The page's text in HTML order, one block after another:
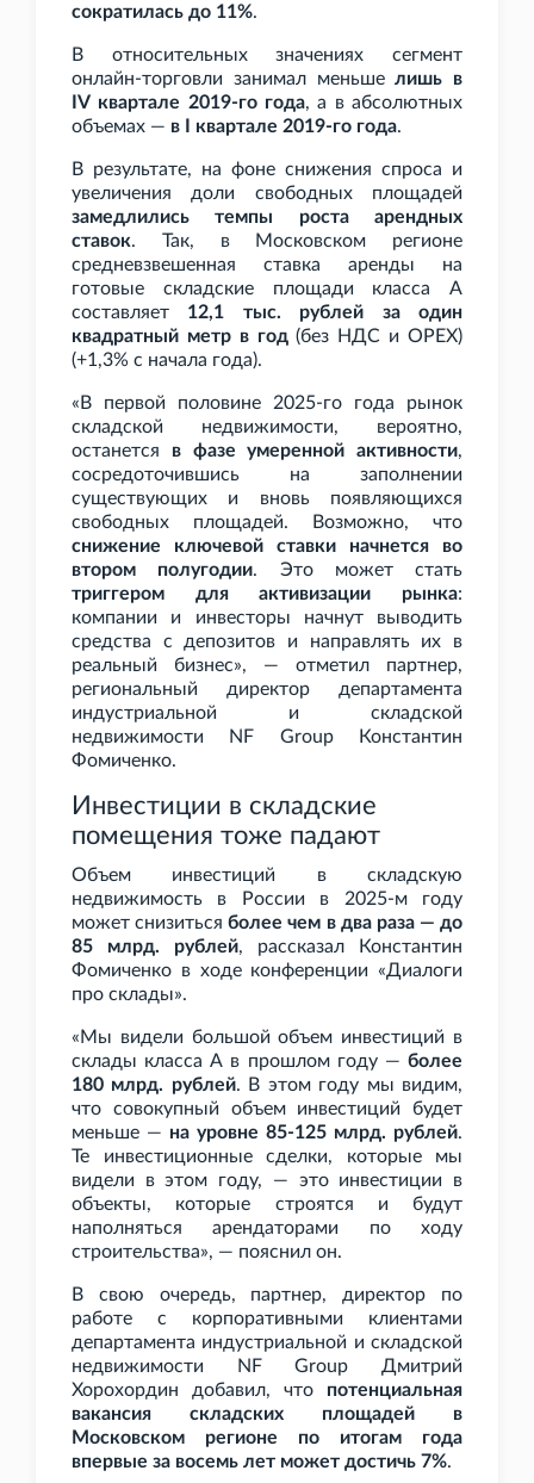
сократилась до 11%.
В относительных значениях сегмент
онлайн-торговли занимал меньшелишь в
IV квартале 2019-го года, а в абсолютных
объемах — в I квартале 2019-го года.
В результате, на фоне снижения спроса и
увеличения доли свободных площадей
замедлились темпы роста арендных
ставок. Так, в Московском регионе
средневзвешенная ставка аренды на
готовые складские площади класса А
составляет 12,1
тыс. рублей за один
квадратный метр в год(без НДС и OPEX)
(+1,3% с начала года).
«В первой половине 2025-го года рынок
складской недвижимости, вероятно,
останется в фазе умеренной активности,
сосредоточившись на заполнении
существующих и вновь появляющихся
свободных площадей. Возможно, что
снижение ключевой ставки начнется во
втором полугодии. Это может стать
триггером для активизации рынка:
компании и инвесторы начнут выводить
средства с депозитов и направлять их в
реальный бизнес», — отметил партнер,
региональный директор департамента
индустриальной и складской
недвижимости NF
Group Константин
Фомиченко.
Инвестиции в складские
помещения тоже падают
Объем инвестиций в складскую
недвижимость в России в 2025-м году
может снизитьсяболее чем в два раза — до
85
млрд. рублей, рассказал Константин
Фомиченко в ходе конференции «Диалоги
про склады».
«Мы видели большой объем инвестиций в
склады класса А в прошлом году — более
180 млрд. рублей. В этом году мы видим,
что совокупный объем инвестиций будет
меньше — на уровне 85-125 млрд. рублей.
Те инвестиционные сделки, которые мы
видели в этом году, — это инвестиции в
объекты, которые строятся и будут
наполняться арендаторами по ходу
строительства», — пояснил он.
В свою очередь, партнер, директор по
работе с корпоративными клиентами
департамента индустриальной и складской
недвижимости NF
Group Дмитрий
Хорохордин добавил, что потенциальная
вакансия складских площадей в
Московском регионе по итогам года
впервые за восемь лет может достичь 7%.